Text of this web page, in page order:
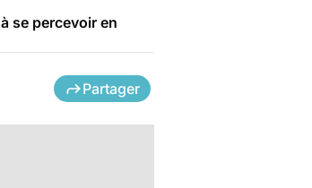
se percevoir en
Partager